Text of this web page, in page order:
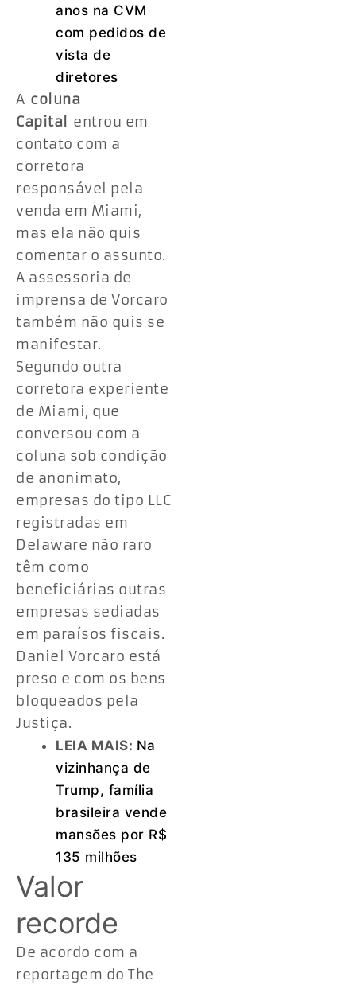
anos na CVM
com pedidos de
vista de
diretores
A coluna
Capital entrou em
contato com a
corretora
responsável pela
venda em Miami,
mas ela não quis
comentar o assunto.
A assessoria de
imprensa de Vorcaro
também não quis se
manifestar.
Segundo outra
corretora experiente
de Miami, que
conversou com a
coluna sob condição
de anonimato,
empresas do tipo LLC
registradas em
Delaware não raro
têm como
beneficiárias outras
empresas sediadas
em paraísos fiscais.
Daniel Vorcaro está
preso e com os bens
bloqueados pela
Justiça.
LEIA MAIS: Na
vizinhança de
Trump, família
brasileira vende
mansões por R$
135 milhões
Valor
recorde
De acordo com a
reportagem do The